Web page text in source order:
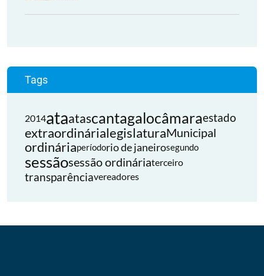
Tags
2014ataatascantagalocâmaraestado
extraordinárialegislaturaMunicipal
ordináriaperíodorio de janeirosegundo
sessãosessão ordináriaterceiro
transparênciavereadores